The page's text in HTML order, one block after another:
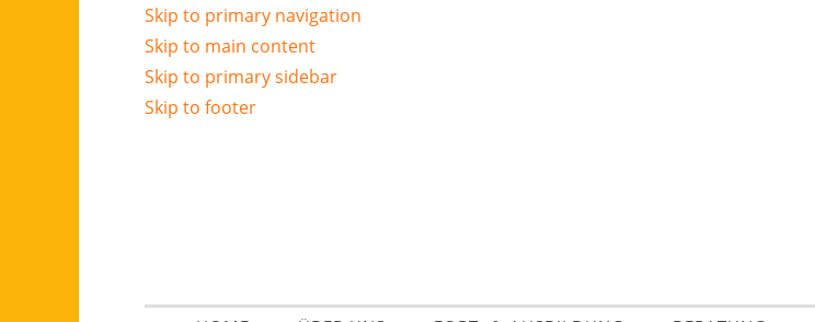
Skip to primary navigation
Skip to main content
Skip to primary sidebar
Skip to footer